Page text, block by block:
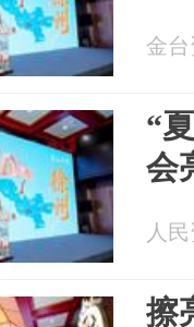
金
“
会
人
擦